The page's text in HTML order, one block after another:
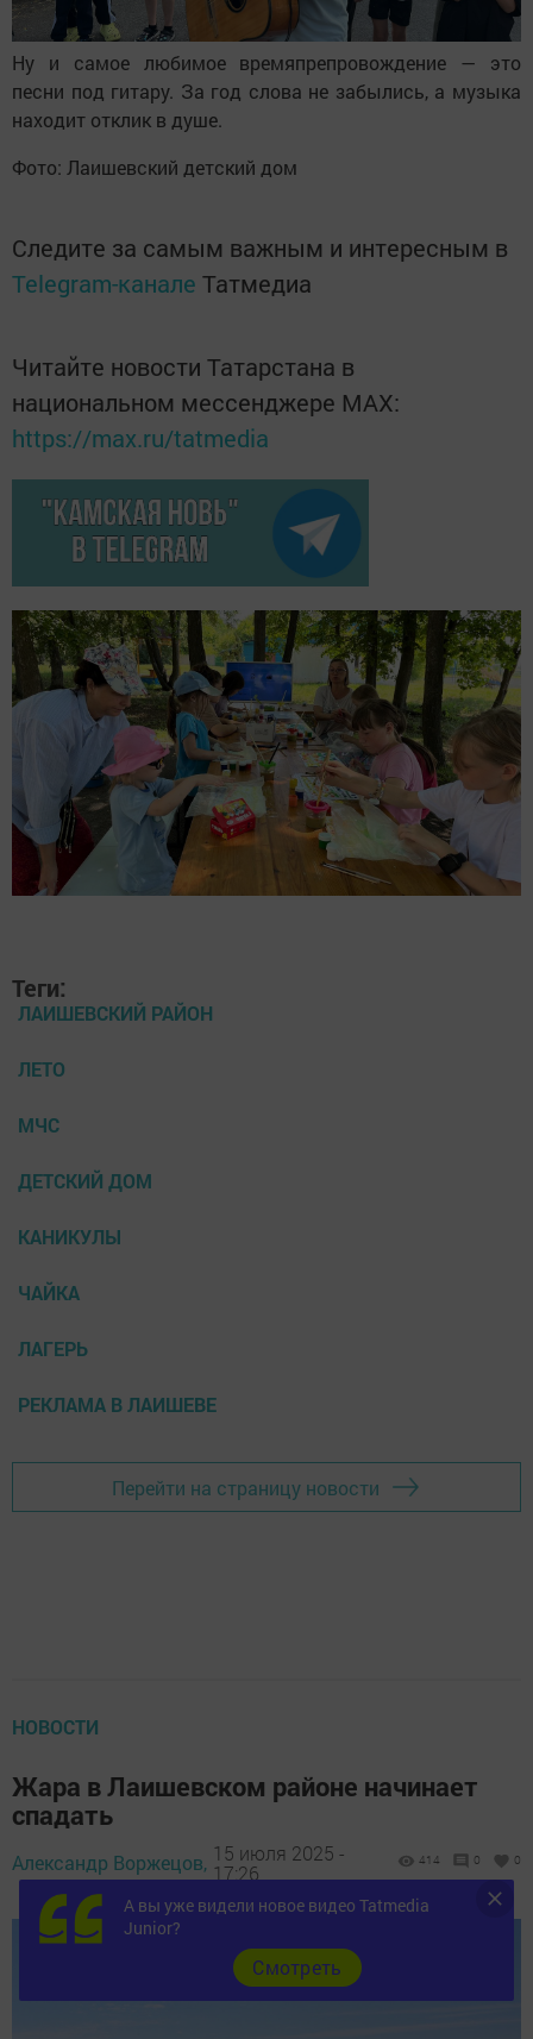
Ну и самое любимое времяпрепровождение — это
песни под гитару. За год слова не забылись, а музыка
находит отклик в душе.
Фото: Лаишевский детский дом
Следите за самым важным и интересным в
Telegram-канале Татмедиа
Читайте новости Татарстана в
национальном мессенджере MАХ:
https://max.ru/tatmedia
Теги:
ЛАИШЕВСКИЙ РАЙОН
ЛЕТО
МЧС
ДЕТСКИЙ ДОМ
КАНИКУЛЫ
ЧАЙКА
ЛАГЕРЬ
РЕКЛАМА В ЛАИШЕВЕ
Перейти на страницу новости
НОВОСТИ
Жара в Лаишевском районе начинает
спадать
Александр Воржецов, 15 июля 2025 -
17:26
414 0 0
А вы уже видели новое видео Tatmedia
Junior?
Cмотреть